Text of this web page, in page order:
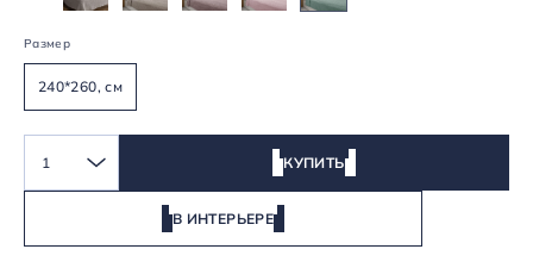
Размер
240*260, см
1 КУПИТЬ
В ИНТЕРЬЕРЕ